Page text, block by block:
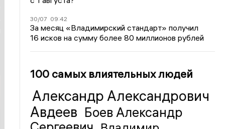
30/07 09:42
За месяц «Владимирский стандарт» получил
16 исков на сумму более 80 миллионов рублей
100 самых влиятельных людей
Александр Александрович
Авдеев Боев Александр